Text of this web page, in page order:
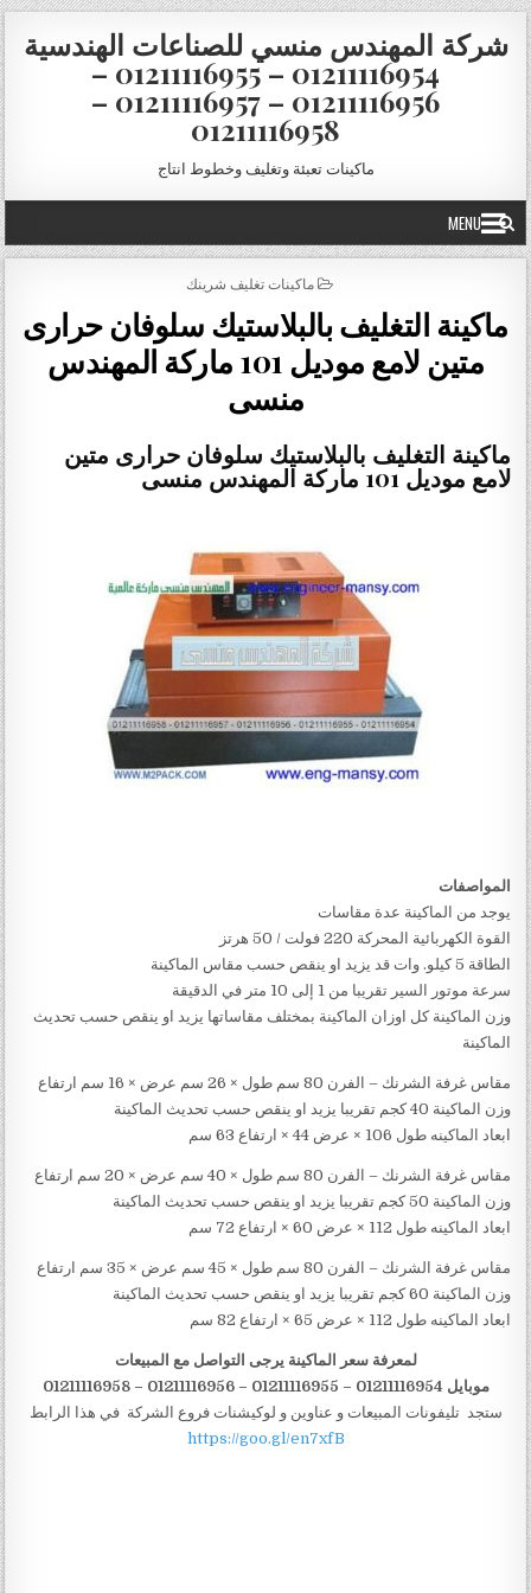
Skip to content
شركة المهندس منسي للصناعات الهندسية
01211116954 – 01211116955 –
01211116956 – 01211116957 –
01211116958
ماكينات تعبئة وتغليف وخطوط انتاج
MENU
POSTED IN
ماكينات تغليف شرينك
ماكينة التغليف بالبلاستيك سلوفان حرارى
متين لامع موديل 101 ماركة المهندس
منسى
ماكينة التغليف بالبلاستيك سلوفان حرارى متين
لامع موديل 101 ماركة المهندس منسى
المواصفات
يوجد من الماكينة عدة مقاسات
القوة الكهربائية المحركة 220 فولت / 50 هرتز
الطاقة 5 كيلو. وات قد يزيد او ينقص حسب مقاس الماكينة
سرعة موتور السير تقريبا من 1 إلى 10 متر في الدقيقة
وزن الماكينة كل اوزان الماكينة بمختلف مقاساتها يزيد او ينقص حسب تحديث
الماكينة
مقاس غرفة الشرنك – الفرن 80 سم طول × 26 سم عرض × 16 سم ارتفاع
وزن الماكينة 40 كجم تقريبا يزيد او ينقص حسب تحديث الماكينة
ابعاد الماكينه طول 106 × عرض 44 × ارتفاع 63 سم
مقاس غرفة الشرنك – الفرن 80 سم طول × 40 سم عرض × 20 سم ارتفاع
وزن الماكينة 50 كجم تقريبا يزيد او ينقص حسب تحديث الماكينة
ابعاد الماكينه طول 112 × عرض 60 × ارتفاع 72 سم
مقاس غرفة الشرنك – الفرن 80 سم طول × 45 سم عرض × 35 سم ارتفاع
وزن الماكينة 60 كجم تقريبا يزيد او ينقص حسب تحديث الماكينة
ابعاد الماكينه طول 112 × عرض 65 × ارتفاع 82 سم
لمعرفة سعر الماكينة يرجى التواصل مع المبيعات
موبايل 01211116954 – 01211116955 – 01211116956
–
01211116958
ستجد تليفونات المبيعات و عناوين و لوكيشنات فروع الشركة في هذا الرابط
https://goo.gl/en7xfB